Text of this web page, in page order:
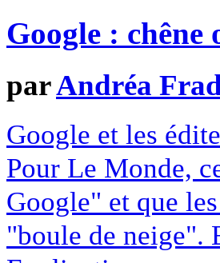
Google : chêne
parAndréa
Google et les
Pour Le Monde,
Google" et que
"boule de neige".